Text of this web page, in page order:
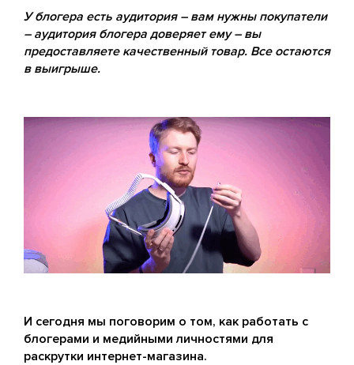
У блогера есть аудитория – вам нужны покупатели
– аудитория блогера доверяет ему – вы
предоставляете качественный товар. Все остаются
в выигрыше.
И сегодня мы поговорим о том, как работать с
блогерами и медийными личностями для
раскрутки интернет-магазина.